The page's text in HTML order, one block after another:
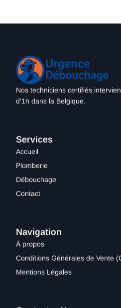
Nos techniciens certifiés
d'1h dans la Belgique.
Services
Accueil
Plomberie
Débouchage
Contact
Navigation
À propos
Conditions Générales de Vente
Mentions Légales​